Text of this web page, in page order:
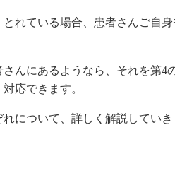
れている場合、患者さんご自
んにあるようなら、それを第4
応できます。
について、詳しく解説していき